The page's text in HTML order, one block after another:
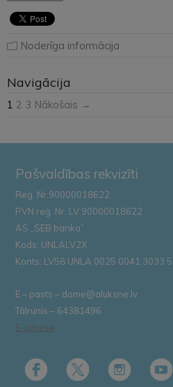
Noderīga informācija
Navigācija
1 2 3 Nākošais →
Pašvaldības rekvizīti
Reģ. Nr.90000018622
PVN reģ. Nr. LV 90000018622
AS „SEB banka”
Kods: UNLALV2X
Konts: LV58 UNLA 0025 0041 3033 5
E – pasts – dome@aluksne.lv
Tālrunis – 64381496
E-adrese